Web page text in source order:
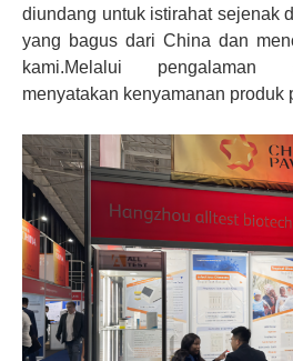
diundang untuk istirahat sejenak
yang bagus dari China dan
kami.Melalui pengalaman
menyatakan kenyamanan produk